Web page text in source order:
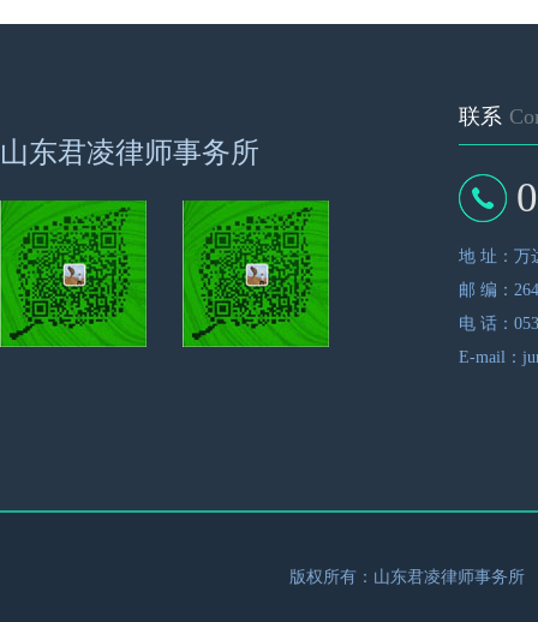
山东君凌律师事务所
联系
地 址：万
邮 编：
电 话：
E-mail：
版权所有：山东君凌律师事